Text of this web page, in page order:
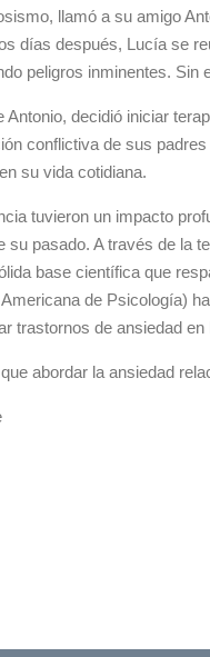
llamó a su amigo
días después, Lucía se
peligros inminentes.
Antonio, decidió iniciar
conflictiva de sus
su vida cotidiana.
tuvieron un impacto
su pasado. A través de la
base científica que
de Psicología)
trastornos de ansiedad en
abordar la ansiedad